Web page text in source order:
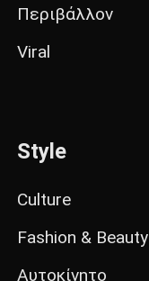
Περιβάλλον
Viral
Style
Culture
Fashion & Beauty
Αυτοκίνητο